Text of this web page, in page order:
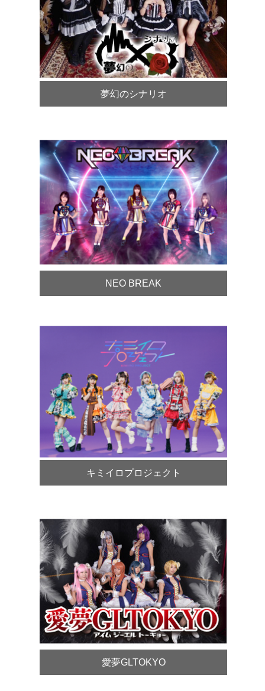
夢幻のシナリオ
NEO BREAK
キミイロプロジェクト
愛夢GLTOKYO